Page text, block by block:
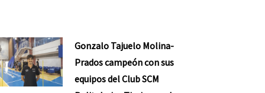
Gonzalo Tajuelo Molina-
Prados campeón con sus
equipos del Club SCM